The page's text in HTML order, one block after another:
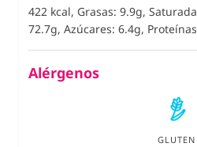
422 kcal, Grasas: 9.9g,
72.7g, Azúcares: 6.4g,
Alérgenos
GLUTEN